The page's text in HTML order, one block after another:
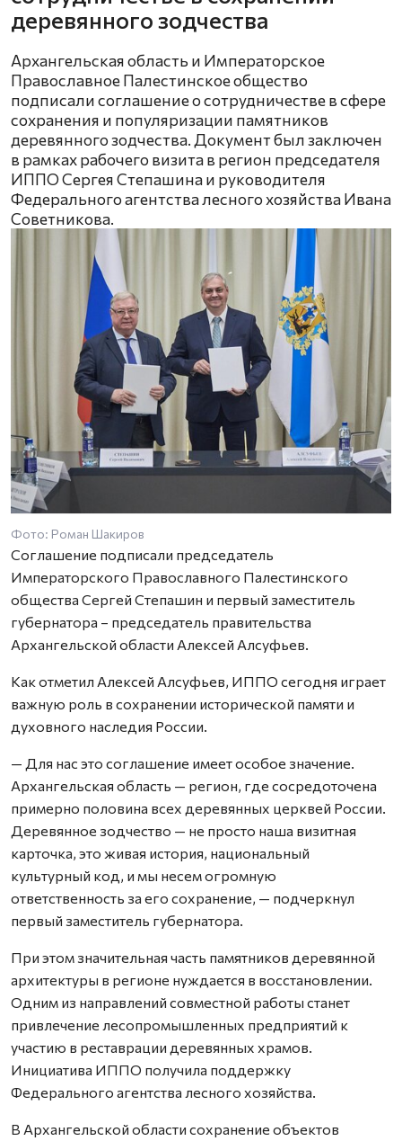
деревянного зодчества
Архангельская область и Императорское
Православное Палестинское общество
подписали соглашение о сотрудничестве в сфере
сохранения и популяризации памятников
деревянного зодчества. Документ был заключен
в рамках рабочего визита в регион председателя
ИППО Сергея Степашина и руководителя
Федерального агентства лесного хозяйства Ивана
Советникова.
Фото: Роман Шакиров
Соглашение подписали председатель
Императорского Православного Палестинского
общества Сергей Степашин и первый заместитель
губернатора – председатель правительства
Архангельской области Алексей Алсуфьев.
Как отметил Алексей Алсуфьев, ИППО сегодня играет
важную роль в сохранении исторической памяти и
духовного наследия России.
— Для нас это соглашение имеет особое значение.
Архангельская область — регион, где сосредоточена
примерно половина всех деревянных церквей России.
Деревянное зодчество — не просто наша визитная
карточка, это живая история, национальный
культурный код, и мы несем огромную
ответственность за его сохранение, — подчеркнул
первый заместитель губернатора.
При этом значительная часть памятников деревянной
архитектуры в регионе нуждается в восстановлении.
Одним из направлений совместной работы станет
привлечение лесопромышленных предприятий к
участию в реставрации деревянных храмов.
Инициатива ИППО получила поддержку
Федерального агентства лесного хозяйства.
В Архангельской области сохранение объектов